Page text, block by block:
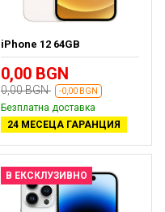
iPhone 12 64GB
0,00 BGN
0,00 BGN -0,00 BGN
Безплатна доставка
24 МЕСЕЦА ГАРАНЦИЯ
В ЕКСКЛУЗИВНО